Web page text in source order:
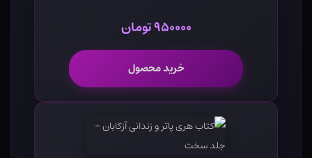
۹۵۰۰۰۰ تومان
خرید محصول